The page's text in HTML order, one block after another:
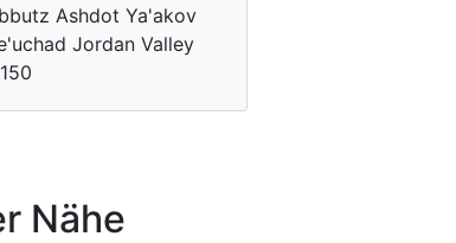
Ashdot Ya'akov
Jordan Valley
Nähe